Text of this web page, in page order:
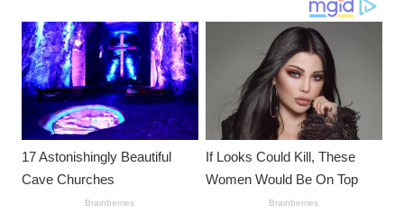
A
p
p
b
o
o
k
n
g
e
r
r
n
k
m
p
ar
ti
r